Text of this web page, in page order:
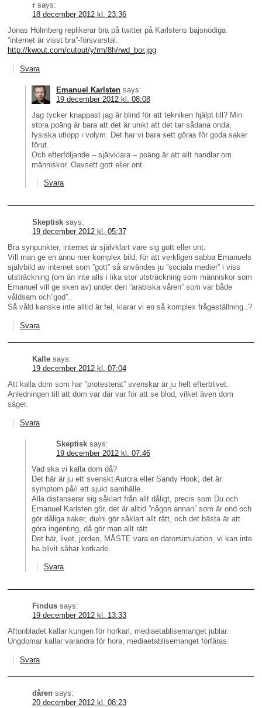
r says:
18 december 2012 kl. 23:36
Jonas Holmberg replikerar bra på twitter på Karlstens bajsnödiga
”internet är visst bra”-försvarstal.
http://kwout.com/cutout/y/rm/8h/rwd_bor.jpg
Svara
Emanuel Karlsten says:
19 december 2012 kl. 08:08
Jag tycker knappast jag är blind för att tekniken hjälpt till? Min
stora poäng är bara att det är unikt att det tar sådana onda,
fysiska utlopp i volym. Det har vi bara sett göras för goda saker
förut.
Och efterföljande – självklara – poäng är att allt handlar om
människor. Oavsett gott eller ont.
Svara
Skeptisk says:
19 december 2012 kl. 05:37
Bra synpunkter, internet är självklart vare sig gott eller ont.
Vill man ge en ännu mer komplex bild, för att verkligen sabba Emanuels
självbild av internet som ”gott” så användes ju ”sociala medier” i viss
utsträckning (om än inte alls i lika stor utsträckning som människor som
Emanuel vill ge sken av) under den ”arabiska våren” som var både
våldsam och”god”..
Så våld kanske inte alltid är fel, klarar vi en så komplex frågeställning..?
Svara
Kalle says:
19 december 2012 kl. 07:04
Att kalla dom som har ”protesterat” svenskar är ju helt efterblivet.
Anledningen till att dom var där var för att se blod, vilket även dom
säger.
Svara
Skeptisk says:
19 december 2012 kl. 07:46
Vad ska vi kalla dom då?
Det här är ju ett svenskt Aurora eller Sandy Hook, det är
symptom på/i ett sjukt samhälle.
Alla distanserar sig såklart från allt dåligt, precis som Du och
Emanuel Karlsten gör, det är alltid ”någon annan” som är ond och
gör dåliga saker, du/ni gör såklart allt rätt, och det bästa är att
göra ingenting, då gör man allt rätt.
Det här, livet, jorden, MÅSTE vara en datorsimulation, vi kan inte
ha blivit såhär korkade.
Svara
Findus says:
19 december 2012 kl. 13:33
Aftonbladet kallar kungen för horkarl, mediaetablisemanget jublar.
Ungdomar kallar varandra för hora, mediaetablisemanget förfäras.
Svara
dåren says:
20 december 2012 kl. 08:23